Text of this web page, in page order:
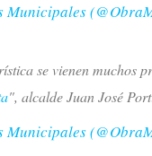
Municipales
se vienen muchos
", alcalde Juan José
Municipales